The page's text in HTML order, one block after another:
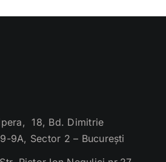
18, Bd. Dimitrie
9A, Sector 2 – București